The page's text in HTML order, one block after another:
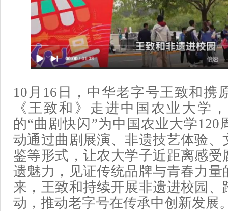
10月16日，中华老字号王致和携
《王致和》走进中国农业大学
的“曲剧快闪”为中国农业大学120
动通过曲剧展演、非遗技艺体验、
鉴等形式，让农大学子近距离感受
遗魅力，见证传统品牌与青春力量
来，王致和持续开展非遗进校园、
动，推动老字号在传承中创新发展